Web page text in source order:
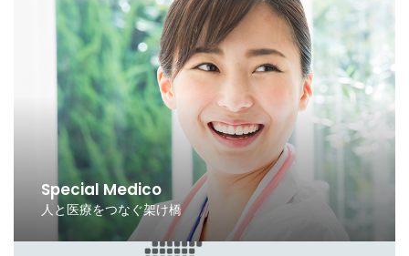
Special Medico
人と医療をつなぐ架け橋